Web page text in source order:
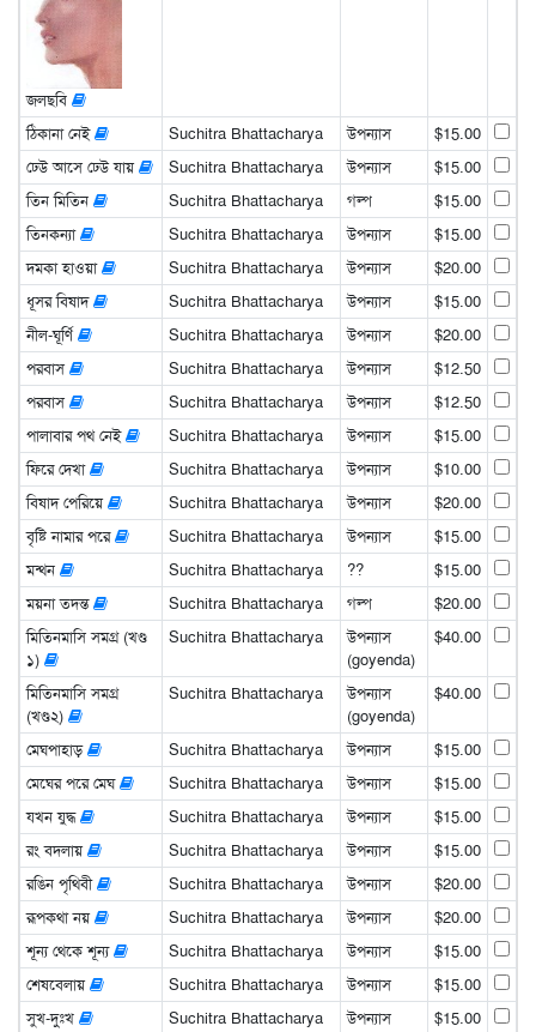
জলছবি
ঠিকানা নেই Suchitra Bhattacharya উপন্যাস
$15.00
ঢেউ আসে ঢেউ যায়
Suchitra Bhattacharya উপন্যাস
$15.00
তিন মিতিন
Suchitra Bhattacharya গল্প
$15.00
তিনকন্যা
Suchitra Bhattacharya উপন্যাস
$15.00
দমকা হাওয়া
Suchitra Bhattacharya উপন্যাস
$20.00
ধূসর বিষাদ
Suchitra Bhattacharya উপন্যাস
$15.00
নীল-ঘূর্ণি
Suchitra Bhattacharya উপন্যাস
$20.00
পরবাস
Suchitra Bhattacharya উপন্যাস
$12.50
পরবাস
Suchitra Bhattacharya উপন্যাস
$12.50
পালাবার পথ নেই
Suchitra Bhattacharya উপন্যাস
$15.00
ফিরে দেখা
Suchitra Bhattacharya উপন্যাস
$10.00
বিষাদ পেরিয়ে
Suchitra Bhattacharya উপন্যাস
$20.00
বৃষ্টি নামার পরে
Suchitra Bhattacharya উপন্যাস
$15.00
মন্থন
Suchitra Bhattacharya ??
$15.00
ময়না তদন্ত
Suchitra Bhattacharya গল্প
$20.00
মিতিনমাসি সমগ্র (খণ্ড
১)
Suchitra Bhattacharya
উপন্যাস
(goyenda)
$40.00
মিতিনমাসি সমগ্র
(খণ্ড২)
Suchitra Bhattacharya
উপন্যাস
(goyenda)
$40.00
মেঘপাহাড় Suchitra Bhattacharya উপন্যাস
$15.00
মেঘের পরে মেঘ
Suchitra Bhattacharya উপন্যাস
$15.00
যখন যুদ্ধ
Suchitra Bhattacharya উপন্যাস
$15.00
রং বদলায়
Suchitra Bhattacharya উপন্যাস
$15.00
রঙিন পৃথিবী
Suchitra Bhattacharya উপন্যাস
$20.00
রূপকথা নয়
Suchitra Bhattacharya উপন্যাস
$20.00
শূন্য থেকে শূন্য
Suchitra Bhattacharya উপন্যাস
$15.00
শেষবেলায়
Suchitra Bhattacharya উপন্যাস
$15.00
সুখ-দুঃখ
Suchitra Bhattacharya উপন্যাস $15.00